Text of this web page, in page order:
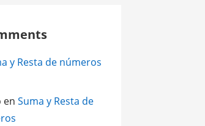
y Resta de números
en Suma y Resta de